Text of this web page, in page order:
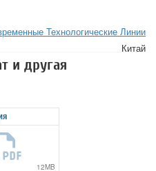
Технологические Линии
Китай
и другая
12MB